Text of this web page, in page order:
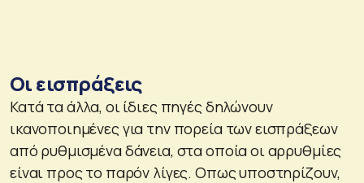
Οι εισπράξεις
Κατά τα άλλα, οι ίδιες πηγές δηλώνουν
ικανοποιημένες για την πορεία των εισπράξεων
από ρυθμισμένα δάνεια, στα οποία οι αρρυθμίες
είναι προς το παρόν λίγες. Οπως υποστηρίζουν,